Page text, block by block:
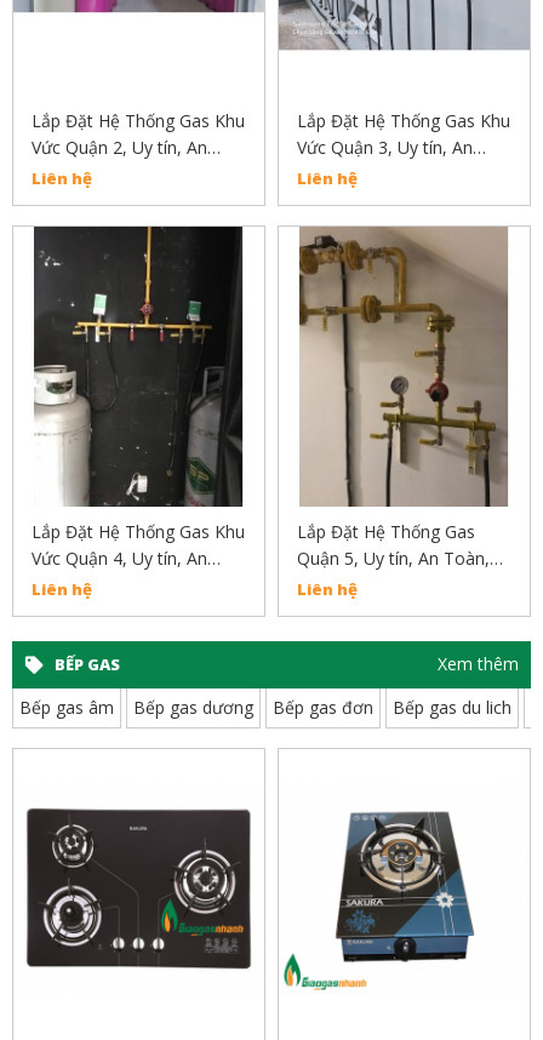
Lắp Đặt Hệ Thống Gas Khu
Vức Quận 2, Uy tín, An
Toàn, Chất Lượng
Liên hệ
Lắp Đặt Hệ Thống Gas Khu
Vức Quận 3, Uy tín, An
Toàn, Chất Lượng
Liên hệ
Lắp Đặt Hệ Thống Gas Khu
Vức Quận 4, Uy tín, An
Toàn, Chất Lượng
Liên hệ
Lắp Đặt Hệ Thống Gas
Quận 5, Uy tín, An Toàn,
Chất Lượng 02838304030
Liên hệ
BẾP GAS
Xem thêm
Bếp gas âm
Bếp gas dương Bếp gas đơn Bếp gas du lich